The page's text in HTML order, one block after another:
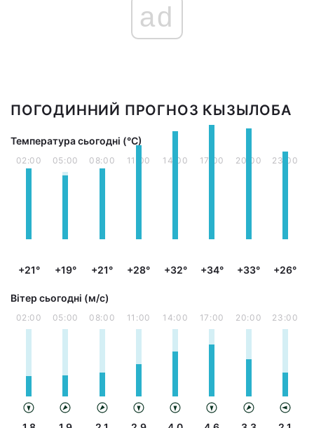
ad
ПОГОДИННИЙ ПРОГНОЗ КЫЗЫЛОБА
Температура сьогодні (°С)
02:00
+21°
05:00
+19°
08:00
+21°
11:00
+28°
14:00
+32°
17:00
+34°
20:00
+33°
23:00
+26°
Вітер сьогодні (м/с)
02:00 05:00 08:00 11:00 14:00 17:00 20:00 23:00